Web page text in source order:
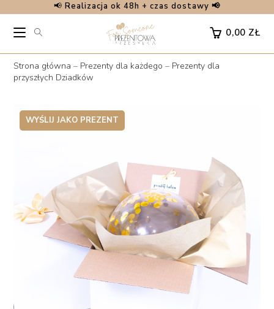
content
📢 Realizacja ok 48h + czas dostawy 📢
0,00 ZŁ
Strona główna – Prezenty dla każdego – Prezenty dla
przyszłych Dziadków
WYŚLIJ JAKO PREZENT